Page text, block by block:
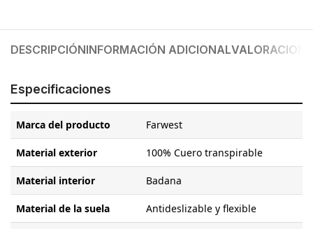
DESCRIPCIÓNINFORMACIÓN ADICIONAL
Especificaciones
Marca del producto Farwest
Material exterior 100% Cuero transpirable
Material interior Badana
Material de la suela Antideslizable y flexible